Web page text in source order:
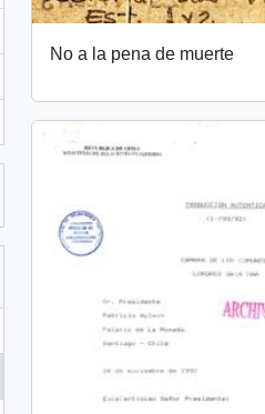
No a la pena de muerte